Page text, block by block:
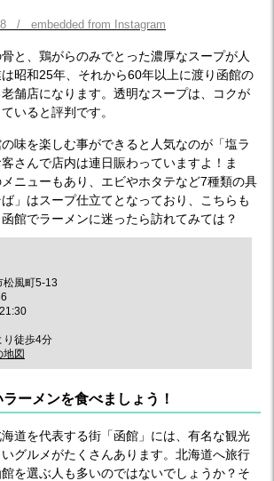
/ embedded from Instagram
と、鶏がらのみでとった濃厚なスープが人
昭和25年、それから60年以上に渡り函館の
舗店になります。透明なスープは、コクが
いると評判です。
味を楽しむ事ができると人気なのが「塩ラ
さんで店内は連日賑わっていますよ！ま
ニューもあり、エビやホタテなど7種類の具
」はスープ仕立てとなっており、こちらも
館でラーメンに迷ったら訪れてみては？
松風町5-13
り徒歩4分
地図
ーメンを食べましょう！
道を代表する街「函館」には、有名な観光
グルメがたくさんあります。北海道へ旅行
を選ぶ人も多いのではないでしょうか？そ